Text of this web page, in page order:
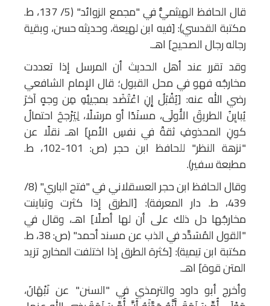
قال الحافظ الهيثميُّ في "مجمع الزوائد" (5/ 137، ط.
مكتبة القدسي): [فيه ابن لهيعة، وحديثه حسن، وبقية
رجاله رجال الصحيح] اهـ.
وقد تقرر عند أهل الحديث أن المرسل إذا تعددت
مخارجُه فهو في محل القبول؛ قال الإمام الشافعي
رضي الله عنه: [يُقْبَلُ إِنِ اعْتَضَد بمجيئِهِ مِن وجهٍ آخرَ
يُبايِنُ الطريقَ الأُولَى، مسنَدًا أو مرسَلًا، لِيَرْجحَ احتمالُ
كونِ المحذوفِ ثقةً في نفسِ الأمرِ] اهـ نقلًا عن
"نزهة النظر" للحافظ ابن حجر (ص: 101-102، ط.
مطبعة سفير).
وقال الحافظ ابن حجر العسقلاني في "فتح الباري" (8/
439، ط. دار المعرفة): [الطرق إذا كثرت وتباينت
مخارجُها دل ذلك على أن لها أصلًا] اهـ، وقال في
"القول المُسَدَّد في الذب عن مسند أحمد" (ص: 38، ط.
مكتبة ابن تيمية): [كثرة الطرق إذا اختلفت المخارج تزيد
المتن قوة] اهـ.
وأخرج أبو داود والترمذي في "السنن" عن نَبْهَانَ،